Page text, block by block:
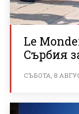
Le
Сърбия
СЪБОТА, 8